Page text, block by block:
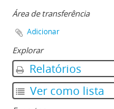
Área de transferência
Adicionar
Explorar
Relatórios
Ver como lista